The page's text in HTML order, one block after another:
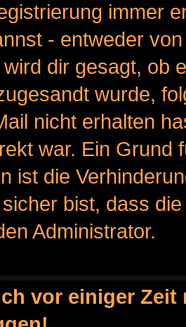
immer
- entweder
dir gesagt, ob
wurde,
nicht erhalten
war. Ein Grund
ist die
bist, dass
Administrator.
vor einiger